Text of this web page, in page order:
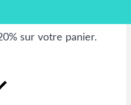
sur votre panier.